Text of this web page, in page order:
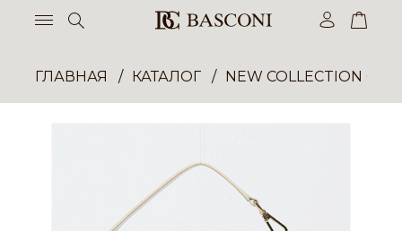
ГЛАВНАЯ КАТАЛОГ NEW COLLECTION